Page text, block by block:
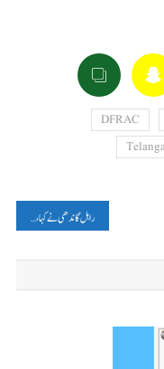
DFRAC
راہل گاندھی نے کہا، ’گاندھی جی کو اسلام سے ملی تھی، اَہِنسا کی تحریک؟‘پڑھیں، فیکٹ چیک